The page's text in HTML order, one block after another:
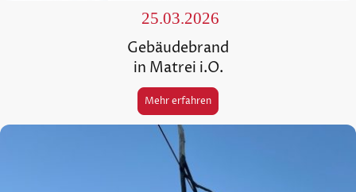
25.03.2026
Gebäudebrand
in Matrei i.O.
Mehr erfahren